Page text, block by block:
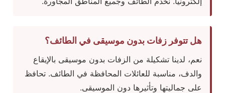
هل تتوفر زفات بدون موسيقى في الطائف؟
نعم، لدينا تشكيلة من الزفات بدون موسيقى بالإيقاع
والدف، مناسبة للعائلات المحافظة في الطائف. تحافظ
على جماليتها وتأثيرها دون الموسيقى.